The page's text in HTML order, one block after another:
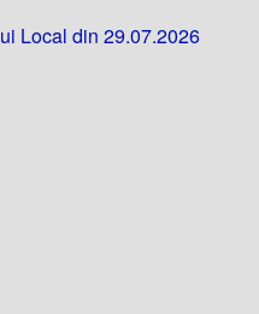
Local din 29.07.2026